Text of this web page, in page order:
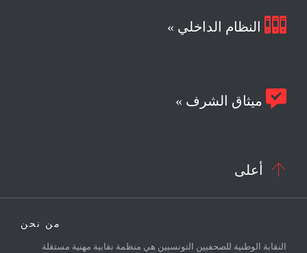
 النظام الداخلي »
 ميثاق الشرف »
 أعلى
من نحن
النقابة الوطنية للصحفيين التونسيين هي منظمة نقابية مهنية مستقلة